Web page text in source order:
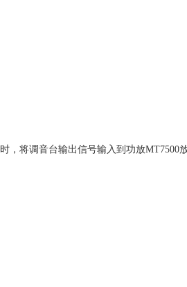
将调音台输出信号输入到功放MT7500